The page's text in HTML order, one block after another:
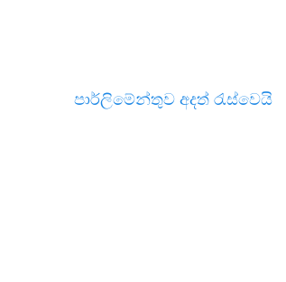
පාර්ලිමේන්තුව අදත් රැස්වෙයි